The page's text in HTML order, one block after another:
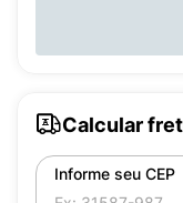
Calcular
Informe seu CEP